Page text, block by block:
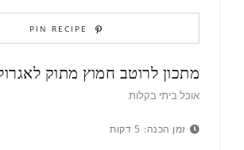
PIN RECIPE
מתכון לרוטב חמוץ מתוק
אוכל ביתי בקלות
זמן הכנה: 5 דקות